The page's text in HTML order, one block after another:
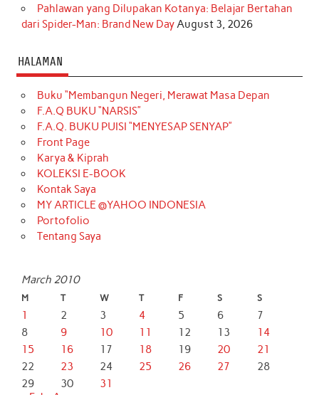
Pahlawan yang Dilupakan Kotanya: Belajar Bertahan
dari Spider-Man: Brand New DayAugust 3, 2026
HALAMAN
Buku “Membangun Negeri, Merawat Masa Depan
F.A.Q BUKU “NARSIS”
F.A.Q. BUKU PUISI “MENYESAP SENYAP”
Front Page
Karya & Kiprah
KOLEKSI E-BOOK
Kontak Saya
MY ARTICLE @YAHOO INDONESIA
Portofolio
Tentang Saya
March 2010
M T W T F S S
1 2 3 4 5 6
7
8
9 10 11 12 13
14
15
16 17 18 19 20
21
22
23 24 25 26 27
28
29
30
31